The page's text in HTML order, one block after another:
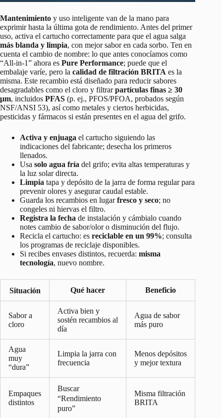
Mantenimiento y uso inteligente van de la mano para
exprimir hasta la última gota de rendimiento. Antes del primer
uso, activa el cartucho correctamente para que el agua salga
más blanda y limpia, con mejor sabor en cada sorbo. Ten en
cuenta el cambio de nombre: lo que antes conocíamos como
“All-in-1” ahora es Pure Performance; puede que el
embalaje varíe, pero la calidad de filtración BRITA es la
misma. Este recambio está diseñado para reducir sabores
desagradables como el cloro y filtrarpartículas finas ≥ 30
μm, incluidos PFAS (p. ej., PFOS/PFOA, probados según
NSF/ANSI 53), así como metales y ciertos herbicidas,
pesticidas y fármacos si están presentes en el agua del grifo.
Activa y enjuaga el cartucho siguiendo las
indicaciones del fabricante; desecha los primeros
llenados.
Usa solo agua fría del grifo; evita altas temperaturas y
la luz solar directa.
Limpia tapa y depósito de la jarra de forma regular para
prevenir olores y asegurar caudal estable.
Guarda los recambios en lugarfresco y seco; no
congeles ni hiervas el filtro.
Registra la fecha de instalación y cámbialo cuando
notes cambio de sabor/olor o disminución del flujo.
Recicla el cartucho: es reciclable en un 99%; consulta
los programas de reciclaje disponibles.
Si recibes envases distintos, recuerda: misma
tecnología, nuevo nombre.
Situación Qué hacer Beneficio
Sabor a
cloro
Activa bien y
sostén recambios al
día
Agua de sabor
más puro
Agua
muy
“dura”
Limpia la jarra con
frecuencia
Menos depósitos
y mejor textura
Empaques
distintos
Buscar
“Rendimiento
puro”
Misma filtración
BRITA